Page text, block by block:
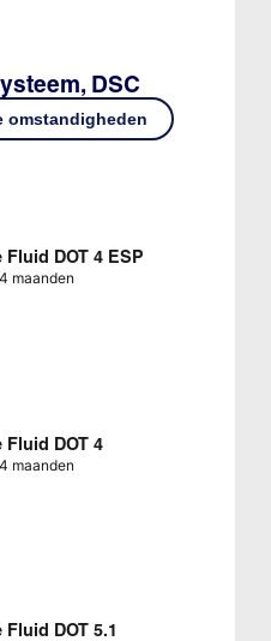
DSC
omstandigheden
Fluid DOT 4 ESP
maanden
Fluid DOT 4
maanden
DOT 5.1